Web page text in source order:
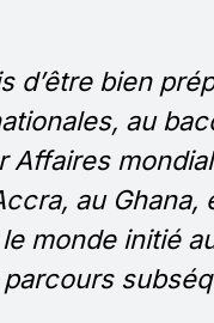
d’être bien
au
Affaires
au Ghana,
monde initié